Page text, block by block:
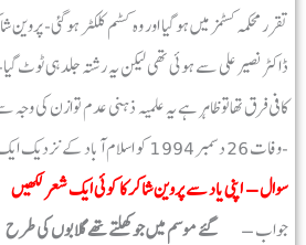
تقرر محکمہ کسٹمز میں ہو گیا اور وہ کسٹم کلکٹر ہوگئی-
ڈاکٹر نصیر علی سے ہوئی تھی لیکن یہ رشتہ جلد ہی
کافی فرق تھاتو ظاہر ہے یہ علمیہ ذہنی عدم توازن کی وجہ
وفات 26 دسمبر 1994 کو اسلام آباد کے نزدیک ایک سڑک حادثے میں ہوئی تھی-
سوال – اپنی یاد سے پروین شاکر کا کوئی ایک شعر لکھیں
جواب – گئے موسم میں جو کھلتے تھے گلابوں کی طرح